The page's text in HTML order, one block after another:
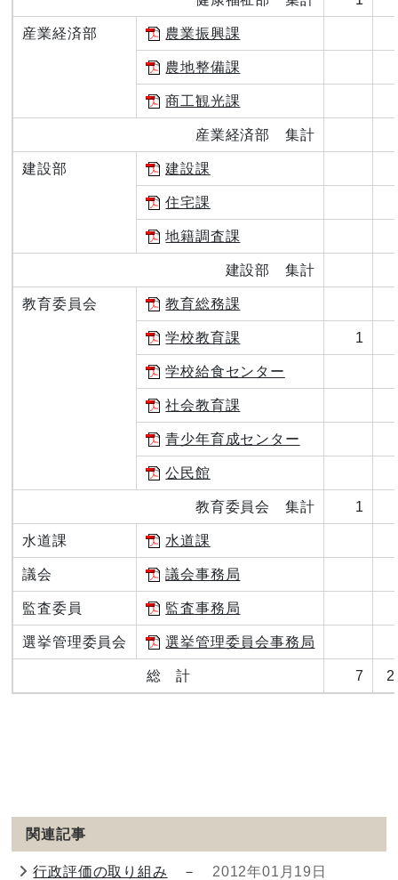
産業経済部 農業振興課
農地整備課
商工観光課
産業経済部 集計
建設部 建設課
住宅課
地籍調査課
建設部 集計
教育委員会 教育総務課
学校教育課 1
学校給食センター
社会教育課
青少年育成センター
公民館
教育委員会 集計 1
水道課 水道課
議会 議会事務局
監査委員 監査事務局
選挙管理委員会 選挙管理委員会事務局
総 計 7
関連記事
行政評価の取り組み － 2012年01月19日